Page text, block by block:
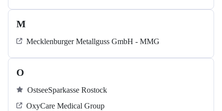
M
Mecklenburger Metallguss GmbH - MMG
O
OstseeSparkasse Rostock
OxyCare Medical Group